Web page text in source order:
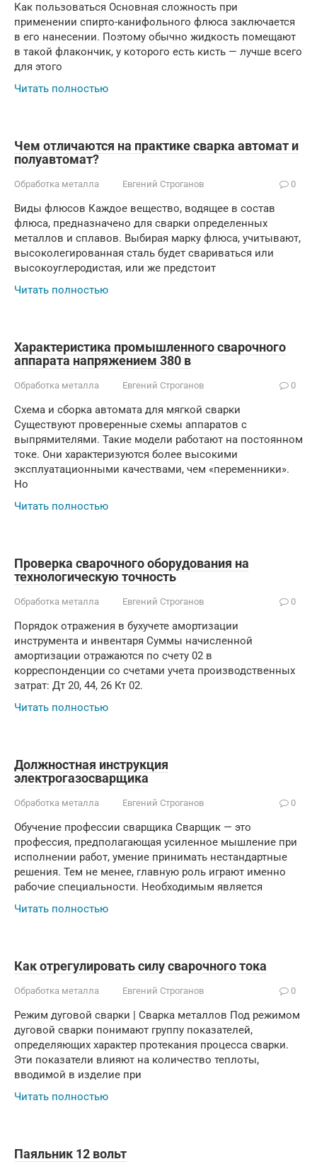
Как пользоваться Основная сложность при
применении спирто-канифольного флюса заключается
в его нанесении. Поэтому обычно жидкость помещают
в такой флакончик, у которого есть кисть — лучше всего
для этого
Читать полностью
Чем отличаются на практике сварка автомат и
полуавтомат?
Обработка металла Евгений Строганов 0
Виды флюсов Каждое вещество, водящее в состав
флюса, предназначено для сварки определенных
металлов и сплавов. Выбирая марку флюса, учитывают,
высоколегированная сталь будет свариваться или
высокоуглеродистая, или же предстоит
Читать полностью
Характеристика промышленного сварочного
аппарата напряжением 380 в
Обработка металла Евгений Строганов 0
Схема и сборка автомата для мягкой сварки
Существуют проверенные схемы аппаратов с
выпрямителями. Такие модели работают на постоянном
токе. Они характеризуются более высокими
эксплуатационными качествами, чем «переменники».
Но
Читать полностью
Проверка сварочного оборудования на
технологическую точность
Обработка металла Евгений Строганов 0
Порядок отражения в бухучете амортизации
инструмента и инвентаря Суммы начисленной
амортизации отражаются по счету 02 в
корреспонденции со счетами учета производственных
затрат: Дт 20, 44, 26 Кт 02.
Читать полностью
Должностная инструкция
электрогазосварщика
Обработка металла Евгений Строганов 0
Обучение профессии сварщика Сварщик — это
профессия, предполагающая усиленное мышление при
исполнении работ, умение принимать нестандартные
решения. Тем не менее, главную роль играют именно
рабочие специальности. Необходимым является
Читать полностью
Как отрегулировать силу сварочного тока
Обработка металла Евгений Строганов 0
Режим дуговой сварки | Сварка металлов Под режимом
дуговой сварки понимают группу показателей,
определяющих характер протекания процесса сварки.
Эти показатели влияют на количество теплоты,
вводимой в изделие при
Читать полностью
Паяльник 12 вольт